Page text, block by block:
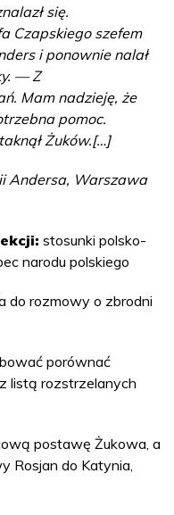
się.
Czapskiego szefem
i ponownie nalał
— Z
Mam nadzieję, że
pomoc.
Żuków.[…]
Andersa, Warszawa
stosunki polsko-
narodu polskiego
do rozmowy o zbrodni
porównać
listą rozstrzelanych
postawę Żukowa, a
Rosjan do Katynia,